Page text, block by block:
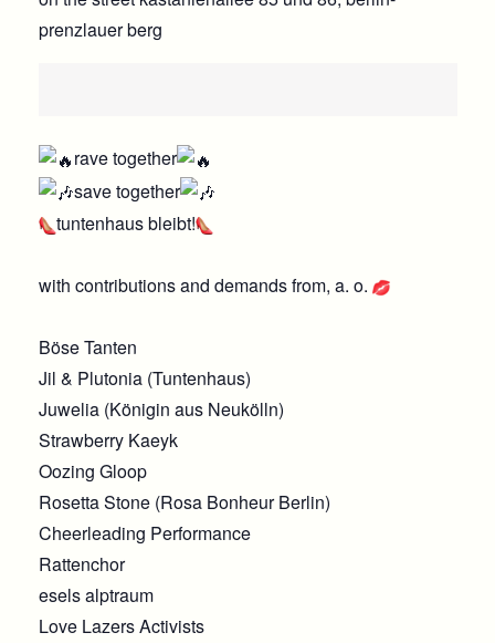
prenzlauer berg
rave together
save together
tuntenhaus bleibt!
with contributions and demands from, a. o.
Böse Tanten
Jil & Plutonia (Tuntenhaus)
Juwelia (Königin aus Neukölln)
Strawberry Kaeyk
Oozing Gloop
Rosetta Stone (Rosa Bonheur Berlin)
Cheerleading Performance
Rattenchor
esels alptraum
Love Lazers Activists